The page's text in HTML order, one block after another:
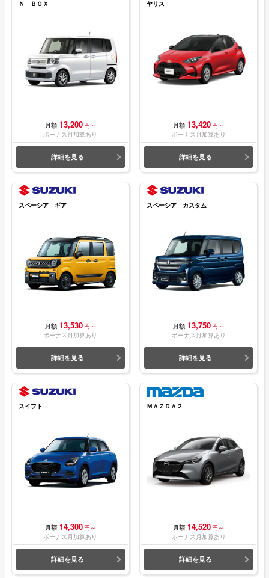
Ｎ ＢＯＸ
月額 13,200 円～
ボーナス月加算あり
詳細を見る
ヤリス
月額 13,420 円～
ボーナス月加算あり
詳細を見る
スペーシア ギア
月額 13,530 円～
ボーナス月加算あり
詳細を見る
スペーシア カスタム
月額 13,750 円～
ボーナス月加算あり
詳細を見る
スイフト
月額 14,300 円～
ボーナス月加算あり
詳細を見る
ＭＡＺＤＡ２
月額 14,520 円～
ボーナス月加算あり
詳細を見る